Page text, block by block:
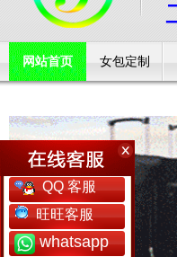
网站首页 女包定制
QQ 客服
旺旺客服
whatsapp